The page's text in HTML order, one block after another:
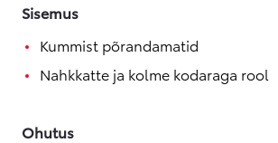
Sisemus
Kummist põrandamatid
Nahkkatte ja kolme kodaraga rool
Ohutus